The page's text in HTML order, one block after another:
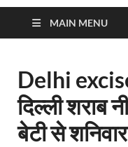
MAIN MENU
Delhi
दिल्ली शराब
बेटी से